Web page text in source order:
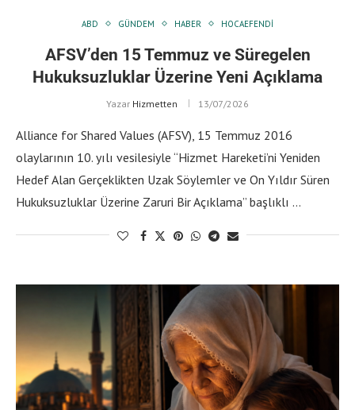
ABD GÜNDEM HABER HOCAEFENDI
AFSV’den 15 Temmuz ve Süregelen
Hukuksuzluklar Üzerine Yeni Açıklama
Yazar Hizmetten 13/07/2026
Alliance for Shared Values (AFSV), 15 Temmuz 2016
olaylarının 10. yılı vesilesiyle “Hizmet Hareketi’ni Yeniden
Hedef Alan Gerçeklikten Uzak Söylemler ve On Yıldır Süren
Hukuksuzluklar Üzerine Zaruri Bir Açıklama” başlıklı …